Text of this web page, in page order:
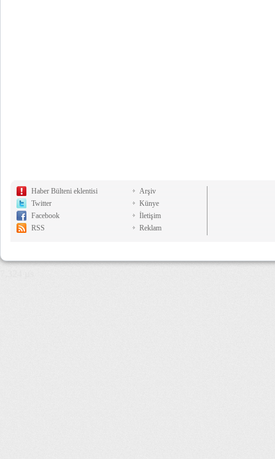
Haber Bülteni eklentisi
Twitter
Facebook
RSS
Arşiv
Künye
İletişim
Reklam